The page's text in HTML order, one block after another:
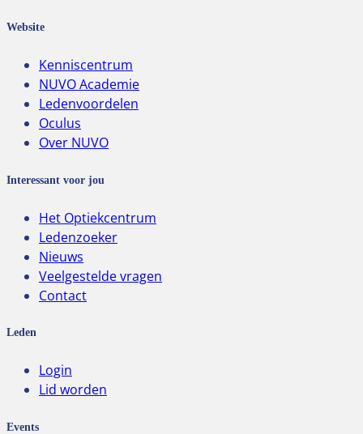
Website
Kenniscentrum
NUVO Academie
Ledenvoordelen
Oculus
Over NUVO
Interessant voor jou
Het Optiekcentrum
Ledenzoeker
Nieuws
Veelgestelde vragen
Contact
Leden
Login
Lid worden
Events